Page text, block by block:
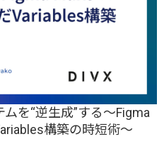
を“逆生成”する〜Figma
構築の時短術〜